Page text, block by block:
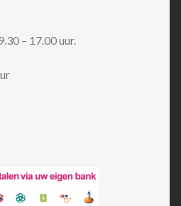
– 17.00 uur.